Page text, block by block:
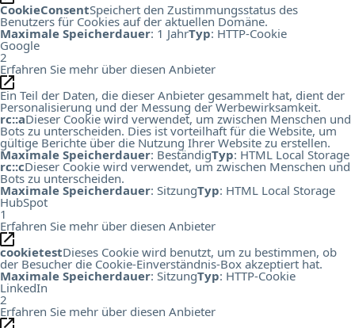
CookieConsentSpeichert den Zustimmungsstatus des
Benutzers für Cookies auf der aktuellen Domäne.
Maximale Speicherdauer: 1 JahrTyp: HTTP-Cookie
Google
2
Erfahren Sie mehr über diesen Anbieter
Ein Teil der Daten, die dieser Anbieter gesammelt hat, dient der
Personalisierung und der Messung der Werbewirksamkeit.
rc::aDieser Cookie wird verwendet, um zwischen Menschen und
Bots zu unterscheiden. Dies ist vorteilhaft für die Website, um
gültige Berichte über die Nutzung Ihrer Website zu erstellen.
Maximale Speicherdauer: BeständigTyp: HTML Local Storage
rc::cDieser Cookie wird verwendet, um zwischen Menschen und
Bots zu unterscheiden.
Maximale Speicherdauer: SitzungTyp: HTML Local Storage
HubSpot
1
Erfahren Sie mehr über diesen Anbieter
cookietestDieses Cookie wird benutzt, um zu bestimmen, ob
der Besucher die Cookie-Einverständnis-Box akzeptiert hat.
Maximale Speicherdauer: SitzungTyp: HTTP-Cookie
LinkedIn
2
Erfahren Sie mehr über diesen Anbieter